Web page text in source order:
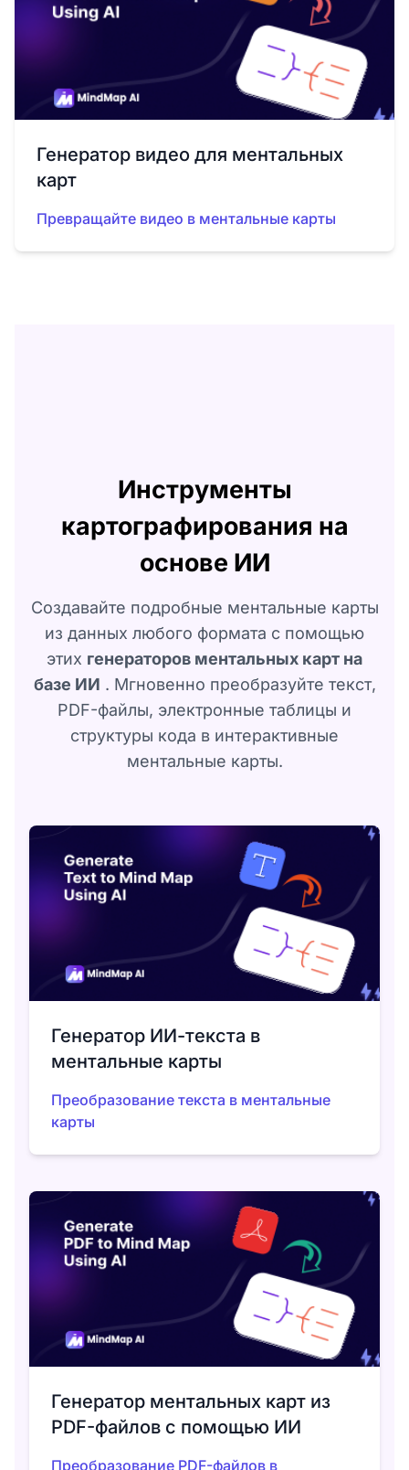
Генератор видео для ментальных
карт
Превращайте видео в ментальные карты
Инструменты
картографирования на
основе ИИ
Создавайте подробные ментальные карты
из данных любого формата с помощью
этих генераторов ментальных карт на
базе ИИ . Мгновенно преобразуйте текст,
PDF-файлы, электронные таблицы и
структуры кода в интерактивные
ментальные карты.
Генератор ИИ-текста в
ментальные карты
Преобразование текста в ментальные
карты
Генератор ментальных карт из
PDF-файлов с помощью ИИ
Преобразование PDF-файлов в